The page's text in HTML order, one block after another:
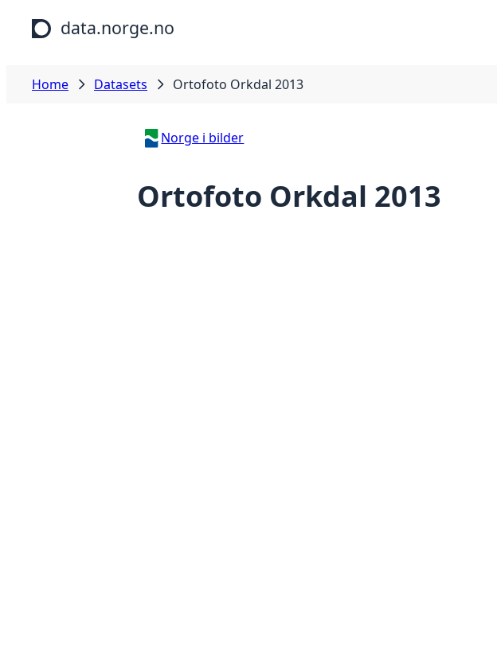
Skip to main content
data.norge.no
Home Datasets Ortofoto Orkdal 2013
Norge i bilder
Ortofoto Orkdal 2013